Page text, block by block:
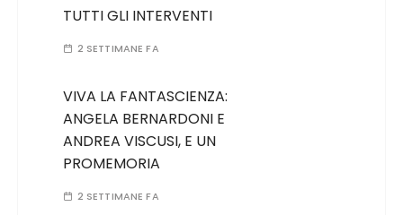
TUTTI GLI INTERVENTI
2 SETTIMANE FA
VIVA LA FANTASCIENZA:
ANGELA BERNARDONI E
ANDREA VISCUSI, E UN
PROMEMORIA
2 SETTIMANE FA